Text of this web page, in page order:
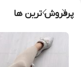
پرفروش ترین ها